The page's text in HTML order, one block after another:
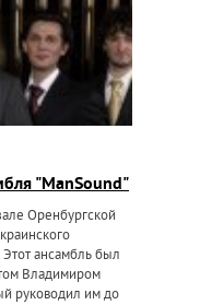
"ManSound"
Оренбургской
Этот ансамбль был
Владимиром
руководил им до